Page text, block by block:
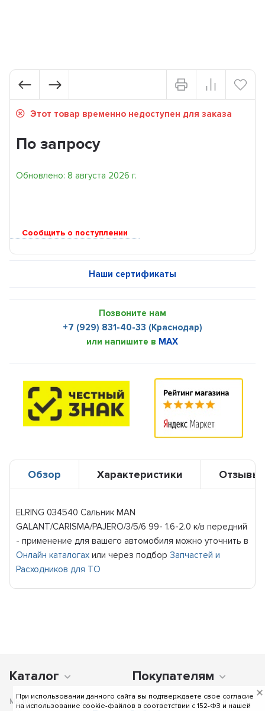
При использовании данного сайта вы подтверждаете свое согласие
на использование cookie-файлов в соответствии c 152-ФЗ и нашей
Этот товар временно недоступен для заказа
По запросу
Обновлено: 8 августа 2026 г.
Сообщить о поступлении
Наши сертификаты
Позвоните нам
+7 (929) 831-40-33 (Краснодар)
или напишите в MAX
Обзор Характеристики Отзывы
ELRING 034540 Сальник MAN
GALANT/CARISMA/PAJERO/3/5/6 99- 1.6-2.0 к/в передний
- применение для вашего автомобиля можно уточнить в
Онлайн каталогах или через подбор Запчастей и
Расходников для ТО
Каталог Покупателям
Мы получаем и обрабатываем персональные данные посетителей